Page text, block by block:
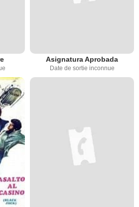
Asignatura Aprobada
Date de sortie inconnue